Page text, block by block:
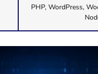
PHP, WordPress,